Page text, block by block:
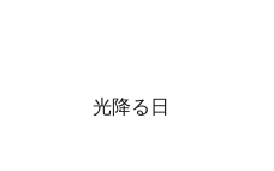
光降る日